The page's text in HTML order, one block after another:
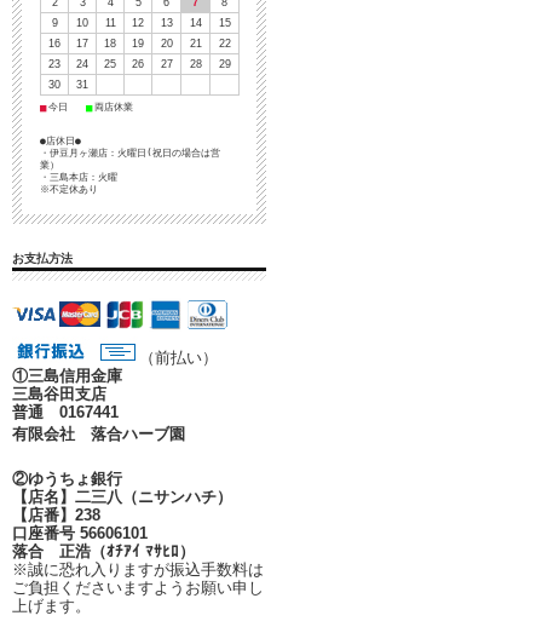
2 3 4 5 6 7
8
9
10 11 12 13 14
15
16
17 18 19 20 21
22
23
24 25 26 27 28
29
30
31
■ 今日 ■ 両店休業
●店休日●
・伊豆月ヶ瀬店：火曜日(祝日の場合は営
業）
・三島本店：火曜
※不定休あり
お支払方法
（前払い）
①三島信用金庫
三島谷田支店
普通 0167441
有限会社 落合ハーブ園
②ゆうちょ銀行
【店名】二三八（ニサンハチ）
【店番】238
口座番号 56606101
落合 正浩（ｵﾁｱｲ ﾏｻﾋﾛ）
※誠に恐れ入りますが振込手数料は
ご負担くださいますようお願い申し
上げます。